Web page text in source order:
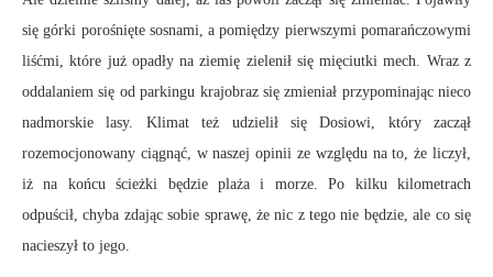
się górki porośnięte sosnami, a pomiędzy pierwszymi pomarańczowymi
liśćmi, które już opadły na ziemię zielenił się mięciutki mech. Wraz z
oddalaniem się od parkingu krajobraz się zmieniał przypominając nieco
nadmorskie lasy. Klimat też udzielił się Dosiowi, który zaczął
rozemocjonowany ciągnąć, w naszej opinii ze względu na to, że liczył,
iż na końcu ścieżki będzie plaża i morze. Po kilku kilometrach
odpuścił, chyba zdając sobie sprawę, że nic z tego nie będzie, ale co się
nacieszył to jego.